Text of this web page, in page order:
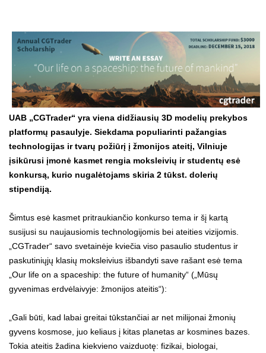
UAB „CGTrader“ yra viena didžiausių 3D modelių prekybos
platformų pasaulyje. Siekdama populiarinti pažangias
technologijas ir tvarų požiūrį į žmonijos ateitį, Vilniuje
įsikūrusi įmonė kasmet rengia moksleivių ir studentų esė
konkursą, kurio nugalėtojams skiria 2 tūkst. dolerių
stipendiją.
Šimtus esė kasmet pritraukiančio konkurso tema ir šį kartą
susijusi su naujausiomis technologijomis bei ateities vizijomis.
„CGTrader“ savo svetainėje kviečia viso pasaulio studentus ir
paskutiniųjų klasių moksleivius išbandyti save rašant esė tema
„Our life on a spaceship: the future of humanity“ („Mūsų
gyvenimas erdvėlaivyje: žmonijos ateitis“):
„Gali būti, kad labai greitai tūkstančiai ar net milijonai žmonių
gyvens kosmose, juo keliaus į kitas planetas ar kosmines bazes.
Tokia ateitis žadina kiekvieno vaizduotę: fizikai, biologai,